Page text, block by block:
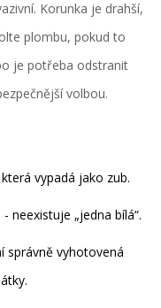
Korunka je drahší,
plombu, pokud to
je potřeba odstranit
volbou.
vypadá jako zub.
neexistuje „jedna bílá“.
správně vyhotovená